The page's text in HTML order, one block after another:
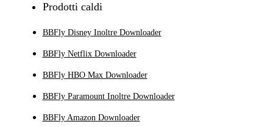
Prodotti caldi
BBFly Disney Inoltre Downloader
BBFly Netflix Downloader
BBFly HBO Max Downloader
BBFly Paramount Inoltre Downloader
BBFly Amazon Downloader